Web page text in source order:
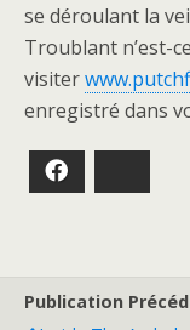
se déroulant la
Troublant n’est-
visiter
enregistré dans
Publication